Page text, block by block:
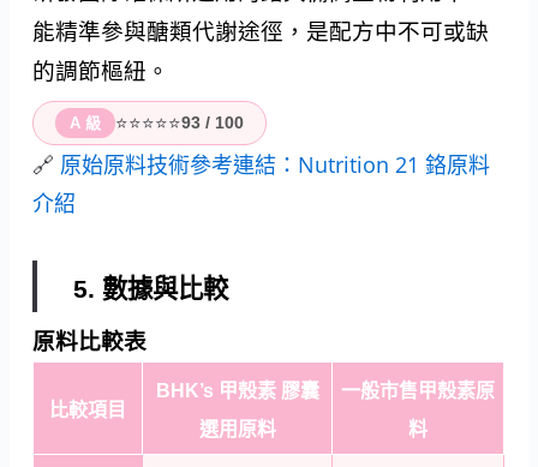
能精準參與醣類代謝途徑，是配方中不可或缺
的調節樞紐。
A 級 ⭐⭐⭐⭐⭐93 / 100
🔗 原始原料技術參考連結：Nutrition 21 鉻原料
介紹
5. 數據與比較
原料比較表
比較項目
BHK’s 甲殼素 膠囊
選用原料
一般市售甲殼素原
料